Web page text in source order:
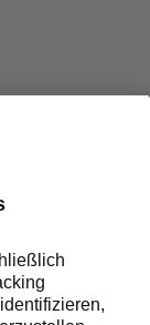
SIE EIN